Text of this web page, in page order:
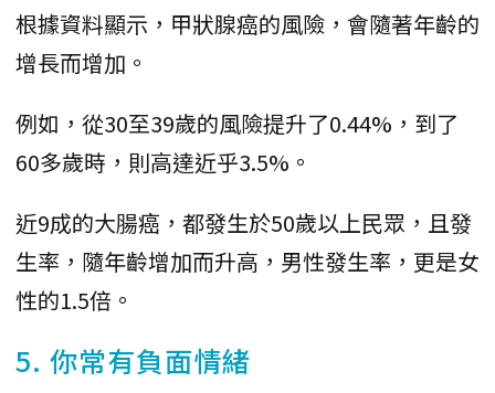
根據資料顯示，甲狀腺癌的風險，會隨著年齡的
增長而增加。
例如，從30至39歲的風險提升了0.44%，到了
60多歲時，則高達近乎3.5%。
近9成的大腸癌，都發生於50歲以上民眾，且發
生率，隨年齡增加而升高，男性發生率，更是女
性的1.5倍。
5. 你常有負面情緒